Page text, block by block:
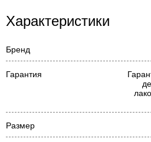
Характеристики
Бренд
Гарантия
Размер